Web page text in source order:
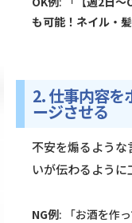
も可能！ネイル・
2. 仕事内容を
ージさせる
不安を煽るような
いが伝わるように
NG例: 「お酒を作